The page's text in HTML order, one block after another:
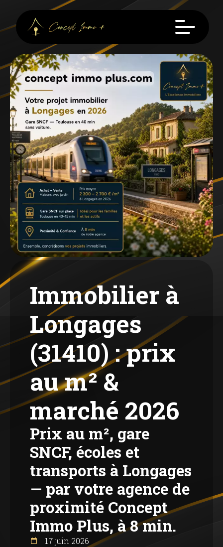
Immobilier à
Longages
(31410) : prix
au m² &
marché 2026
Prix au m², gare
SNCF, écoles et
transports à Longages
— par votre agence de
proximité Concept
Immo Plus, à 8 min.
17 juin 2026